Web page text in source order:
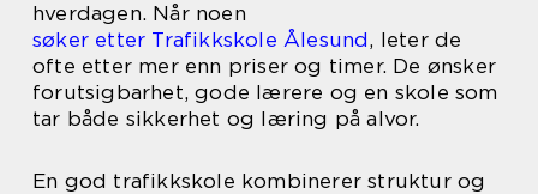
hverdagen. Når noen
søker etter Trafikkskole Ålesund, leter de
ofte etter mer enn priser og timer. De ønsker
forutsigbarhet, gode lærere og en skole som
tar både sikkerhet og læring på alvor.
En god trafikkskole kombinerer struktur og